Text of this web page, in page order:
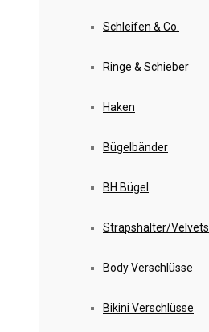
Schleifen & Co.
Ringe & Schieber
Haken
Bügelbänder
BH Bügel
Strapshalter/Velvets
Body Verschlüsse
Bikini Verschlüsse